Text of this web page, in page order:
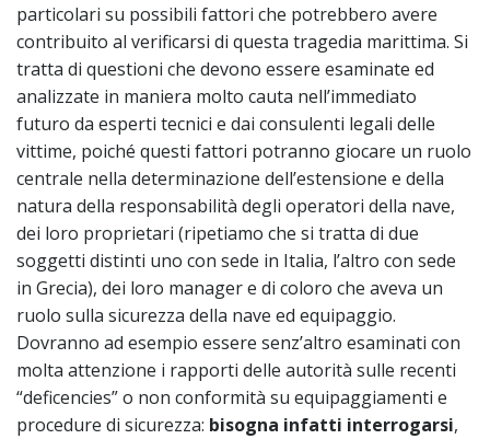
particolari su possibili fattori che potrebbero avere
contribuito al verificarsi di questa tragedia marittima. Si
tratta di questioni che devono essere esaminate ed
analizzate in maniera molto cauta nell’immediato
futuro da esperti tecnici e dai consulenti legali delle
vittime, poiché questi fattori potranno giocare un ruolo
centrale nella determinazione dell’estensione e della
natura della responsabilità degli operatori della nave,
dei loro proprietari (ripetiamo che si tratta di due
soggetti distinti uno con sede in Italia, l’altro con sede
in Grecia), dei loro manager e di coloro che aveva un
ruolo sulla sicurezza della nave ed equipaggio.
Dovranno ad esempio essere senz’altro esaminati con
molta attenzione i rapporti delle autorità sulle recenti
“deficencies” o non conformità su equipaggiamenti e
procedure di sicurezza: bisogna infatti interrogarsi,